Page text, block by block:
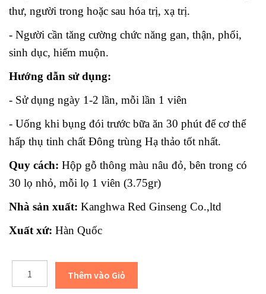
thư, người trong hoặc sau hóa trị, xạ trị.
- Người cần tăng cường chức năng gan, thận, phổi,
sinh dục, hiếm muộn.
Hướng dẫn sử dụng:
- Sử dụng ngày 1-2 lần, mỗi lần 1 viên
- Uống khi bụng đói trước bữa ăn 30 phút để cơ thể
hấp thụ tinh chất Đông trùng Hạ thảo tốt nhất.
Quy cách: Hộp gỗ thông màu nâu đỏ, bên trong có
30 lọ nhỏ, mỗi lọ 1 viên (3.75gr)
Nhà sản xuất: Kanghwa Red Ginseng Co.,ltd
Xuất xứ: Hàn Quốc